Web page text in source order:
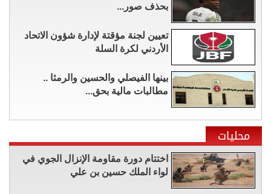
بحذف صور...
تعيين لجنة مؤقتة لإدارة شؤون الاتحاد
الأردني لكرة السلة
بينها الفيصلي والحسين والرمثا ..
مطالبات مالية بحق...
محليات
اختتام دورة مقاومة الإنزال الجوي في
لواء الملك حسين بن علي